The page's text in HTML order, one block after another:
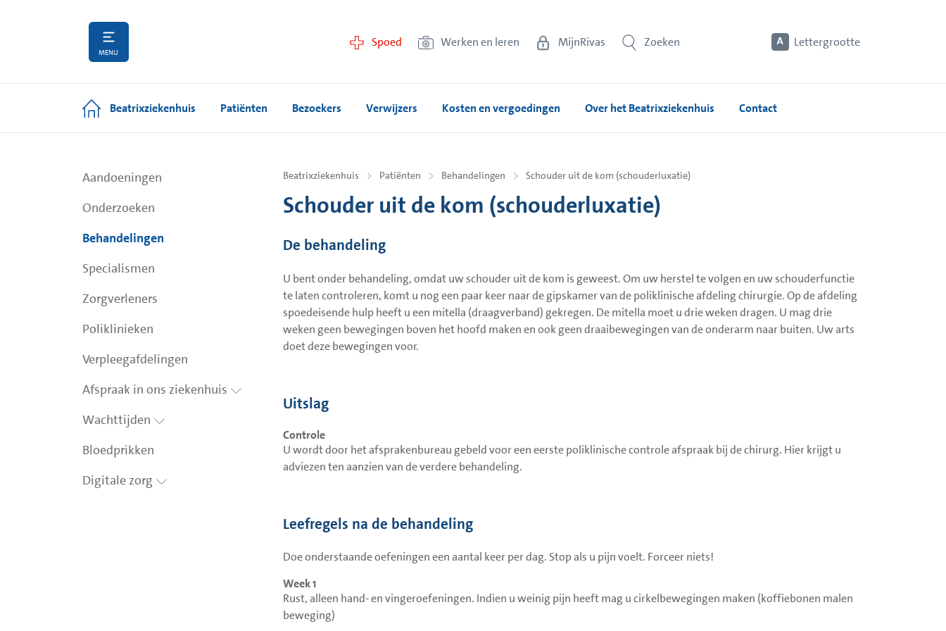
MENU
Spoed Werken en leren MijnRivas Zoeken Lettergrootte
Beatrixziekenhuis Patiënten Bezoekers Verwijzers Kosten en vergoedingen Over het Beatrixziekenhuis Contact
Aandoeningen
Onderzoeken
Behandelingen
Specialismen
Zorgverleners
Poliklinieken
Verpleegafdelingen
Afspraak in ons ziekenhuis
Wachttijden
Bloedprikken
Digitale zorg
Beatrixziekenhuis Patiënten Behandelingen Schouder uit de kom (schouderluxatie)
Schouder uit de kom (schouderluxatie)
De behandeling
U bent onder behandeling, omdat uw schouder uit de kom is geweest. Om uw herstel te volgen en uw schouderfunctie
te laten controleren, komt u nog een paar keer naar de gipskamer van de poliklinische afdeling chirurgie. Op de afdeling
spoedeisende hulp heeft u een mitella (draagverband) gekregen. De mitella moet u drie weken dragen. U mag drie
weken geen bewegingen boven het hoofd maken en ook geen draaibewegingen van de onderarm naar buiten. Uw arts
doet deze bewegingen voor.
Uitslag
Controle
U wordt door het afsprakenbureau gebeld voor een eerste poliklinische controle afspraak bij de chirurg. Hier krijgt u
adviezen ten aanzien van de verdere behandeling.
Leefregels na de behandeling
Doe onderstaande oefeningen een aantal keer per dag. Stop als u pijn voelt. Forceer niets!
Week 1
Rust, alleen hand- en vingeroefeningen. Indien u weinig pijn heeft mag u cirkelbewegingen maken (koffiebonen malen
beweging)